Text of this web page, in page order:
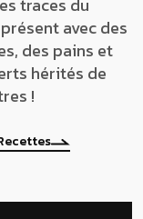
traces du
avec des
des pains et
hérités de
!